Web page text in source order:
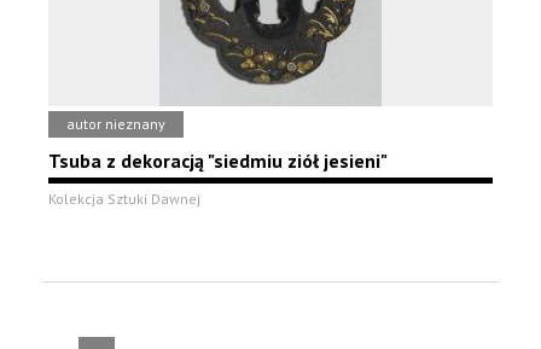
autor nieznany
Tsuba z dekoracją "siedmiu ziół jesieni"
Kolekcja Sztuki Dawnej